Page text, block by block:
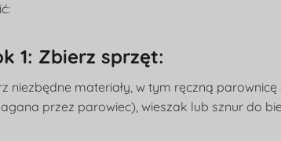
1: Zbierz sprzęt:
niezbędne materiały, w tym ręczną
przez parowiec), wieszak lub sznur do